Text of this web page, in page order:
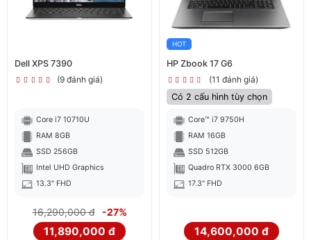
Dell XPS 7390
(9 đánh giá)
Core i7 10710U
RAM 8GB
SSD 256GB
Intel UHD Graphics
13.3" FHD
16,290,000 đ -27%
11,890,000 đ
HOT
HP Zbook 17 G6
(11 đánh giá)
Có 2 cấu hình tùy chọn
Core™ i7 9750H
RAM 16GB
SSD 512GB
Quadro RTX 3000 6GB
17.3" FHD
14,600,000 đ